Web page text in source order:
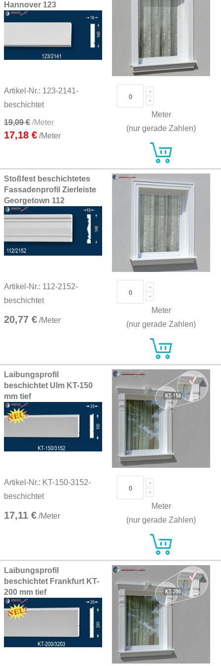
Hannover 123
Artikel-Nr.: 123-2141-
beschichtet
19,09 € /Meter
17,18 € /Meter
Meter
(nur gerade Zahlen)
Stoßfest beschichtetes
Fassadenprofil Zierleiste
Georgetown 112
Artikel-Nr.: 112-2152-
beschichtet
20,77 € /Meter
Meter
(nur gerade Zahlen)
Laibungsprofil
beschichtet Ulm KT-150
mm tief
Artikel-Nr.: KT-150-3152-
beschichtet
17,11 € /Meter
Meter
(nur gerade Zahlen)
Laibungsprofil
beschichtet Frankfurt KT-
200 mm tief